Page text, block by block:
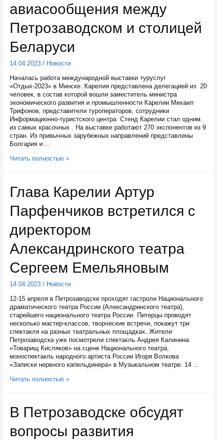
400
рублей
переплаты
за
ЖКХ
авиасообщения между
Петрозаводском и столицей
Беларуси
14.04.2023/ Новости
Началась работа международной выставки туруслуг
«Отдых-2023» в Минске. Карелия представлена делегацией из 20
человек, в состав которой вошли заместитель министра
экономического развития и промышленности Карелии Михаил
Трифонов, представители туроператоров, сотрудники
Информационно-туристского центра. Стенд Карелии стал одним
из самых красочных . На выставке работают 270 экспонентов из 9
стран. Из привычных зарубежных направлений представлены
Болгария и …
В
прямого
авиасообщения
между
Петрозаводском
столицей
Читать полностью »
Глава Карелии Артур
Парфенчиков встретился с
директором
Александринского театра
Сергеем Емельяновым
14.04.2023/ Новости
12-15 апреля в Петрозаводске проходят гастроли Национального
драматического театра России (Александринского театра),
старейшего национального театра России. Питерцы проводят
несколько мастер-классов, творческие встречи, покажут три
спектакля на разных театральных площадках. Жители
Петрозаводска уже посмотрели спектакль Андрея Калинина
«Товарищ Кисляков» на сцене Национального театра,
моноспектакль народного артиста России Игоря Волкова
«Записки нервного капельдинера» в Музыкальном театре. 14 …
Глава
встретился
директором
Александринского
Читать полностью »
В Петрозаводске обсудят
вопросы развития